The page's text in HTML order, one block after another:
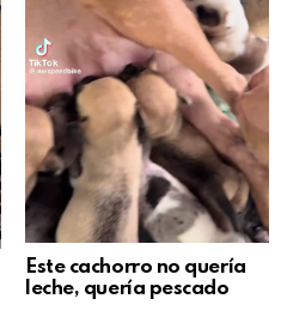
Este cachorro no quería
leche, quería pescado